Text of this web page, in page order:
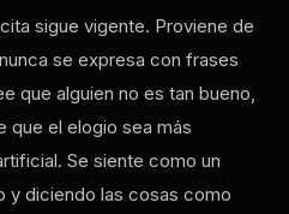
sigue vigente. Proviene de
se expresa con frases
que alguien no es tan bueno,
que el elogio sea más
Se siente como un
y diciendo las cosas como